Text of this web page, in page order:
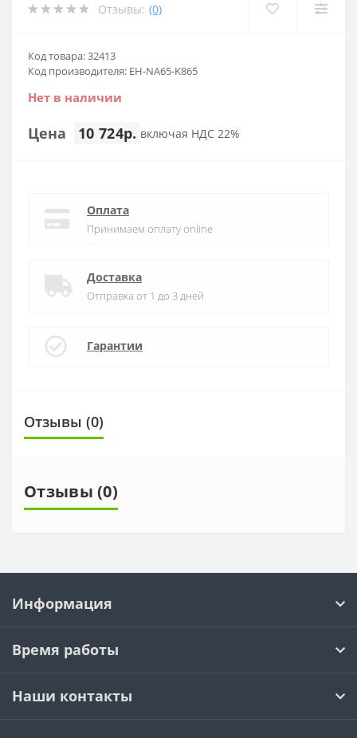
Отзывы: (0)
Код товара: 32413
Код производителя: EH-NA65-K865
Нет в наличии
Цена 10 724р. включая НДС 22%
Оплата
Принимаем оплату online
Доставка
Отправка от 1 до 3 дней
Гарантии
Отзывы (0)
Отзывы (0)
Информация
Время работы
Наши контакты